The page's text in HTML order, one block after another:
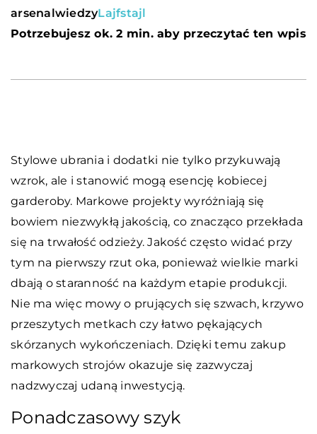
arsenalwiedzyLajfstajl
Potrzebujesz ok. 2 min. aby przeczytać ten wpis
Stylowe ubrania i dodatki nie tylko przykuwają
wzrok, ale i stanowić mogą esencję kobiecej
garderoby. Markowe projekty wyróżniają się
bowiem niezwykłą jakością, co znacząco przekłada
się na trwałość odzieży. Jakość często widać przy
tym na pierwszy rzut oka, ponieważ wielkie marki
dbają o staranność na każdym etapie produkcji.
Nie ma więc mowy o prujących się szwach, krzywo
przeszytych metkach czy łatwo pękających
skórzanych wykończeniach. Dzięki temu zakup
markowych strojów okazuje się zazwyczaj
nadzwyczaj udaną inwestycją.
Ponadczasowy szyk